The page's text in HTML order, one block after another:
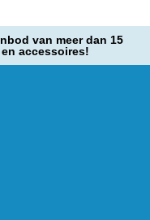
van meer dan 15
accessoires!